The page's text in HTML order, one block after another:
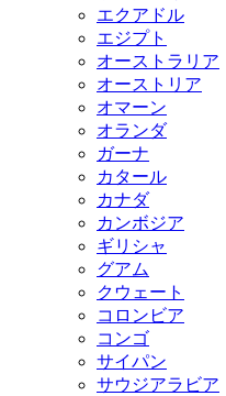
エクアドル
エジプト
オーストラリア
オーストリア
オマーン
オランダ
ガーナ
カタール
カナダ
カンボジア
ギリシャ
グアム
クウェート
コロンビア
コンゴ
サイパン
サウジアラビア